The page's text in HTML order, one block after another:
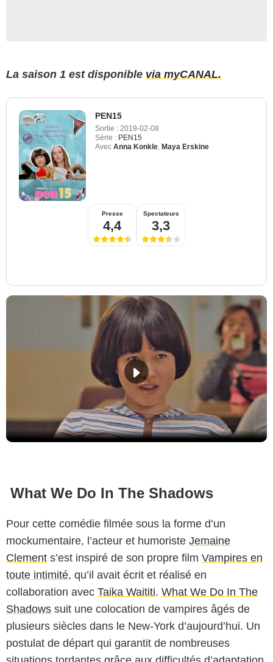
La saison 1 est disponible via myCANAL.
PEN15
Sortie : 2019-02-08
Série : PEN15
Avec Anna Konkle, Maya Erskine
Presse
4,4
Spectateurs
3,3
What We Do In The Shadows
Pour cette comédie filmée sous la forme d’un
mockumentaire, l’acteur et humoriste Jemaine
Clement s’est inspiré de son propre film Vampires en
toute intimité, qu’il avait écrit et réalisé en
collaboration avec Taika Waititi. What We Do In The
Shadows suit une colocation de vampires âgés de
plusieurs siècles dans le New-York d’aujourd’hui. Un
postulat de départ qui garantit de nombreuses